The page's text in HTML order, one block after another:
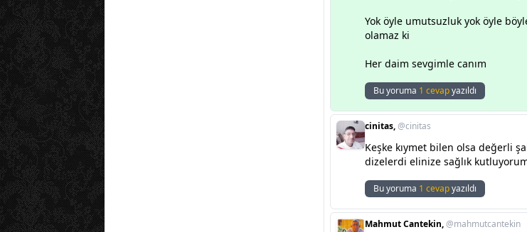
Yok öyle umutsuzluk yok öyle
olamaz ki
Her daim sevgimle canım
Bu yoruma 1 cevapyazıldı
cinitas,@cinitas
Keşke kıymet bilen olsa değerli
dizelerdi elinize sağlık
Bu yoruma 1 cevapyazıldı
Mahmut Cantekin,@mahmutcantekin